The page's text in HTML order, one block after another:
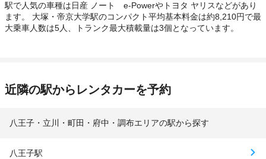
駅で人気の車種は日産 ノート e-Powerやトヨタ ヤリスなどがあり
ます。 大塚・帝京大学駅のコンパクト平均基本料金は約8,210円で最
大乗車人数は5人、トランク最大積載量は3個となっています。
近隣の駅からレンタカーを予約
八王子・立川・町田・府中・調布エリアの駅から探す
八王子駅